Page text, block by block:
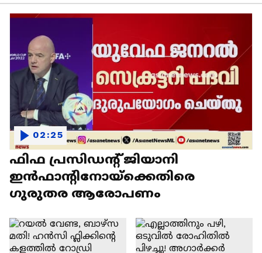
ഫിഫ പ്രസിഡന്റ് ജിയാനി
ഇൻഫാന്റിനോയ്‌ക്കെതിരെ
ഗുരുതര ആരോപണം
02:25